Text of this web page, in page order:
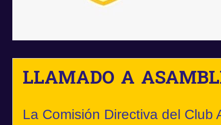
LLAMADO A
La Comisión Directiva del Club